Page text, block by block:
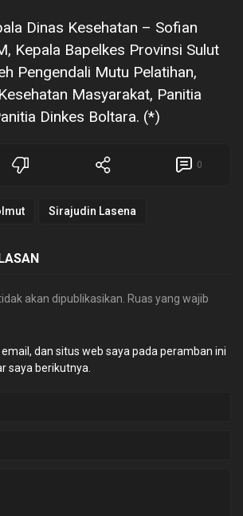
Dinas Kesehatan – Sofian
Kepala Bapelkes Provinsi Sulut
Pengendali Mutu Pelatihan,
Masyarakat, Panitia
Dinkes Boltara. (*)
0
Sirajudin Lasena
akan dipublikasikan. Ruas yang wajib
dan situs web saya pada peramban ini
saya berikutnya.